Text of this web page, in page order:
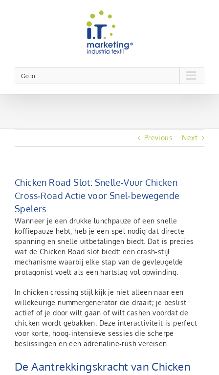
Go to...
Previous Next
Chicken Road Slot: Snelle‑Vuur Chicken
Cross‑Road Actie voor Snel‑bewegende
Spelers
Wanneer je een drukke lunchpauze of een snelle
koffiepauze hebt, heb je een spel nodig dat directe
spanning en snelle uitbetalingen biedt. Dat is precies
wat de Chicken Road slot biedt: een crash‑stijl
mechanisme waarbij elke stap van de gevleugelde
protagonist voelt als een hartslag vol opwinding.
In chicken crossing stijl kijk je niet alleen naar een
willekeurige nummergenerator die draait; je beslist
actief of je door wilt gaan of wilt cashen voordat de
chicken wordt gebakken. Deze interactiviteit is perfect
voor korte, hoog‑intensieve sessies die scherpe
beslissingen en een adrenaline‑rush vereisen.
De Aantrekkingskracht van Chicken